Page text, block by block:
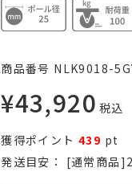
商品番号 NLK9018-
¥43,920 税込
獲得ポイント 439 pt
発送目安：
[通常商品